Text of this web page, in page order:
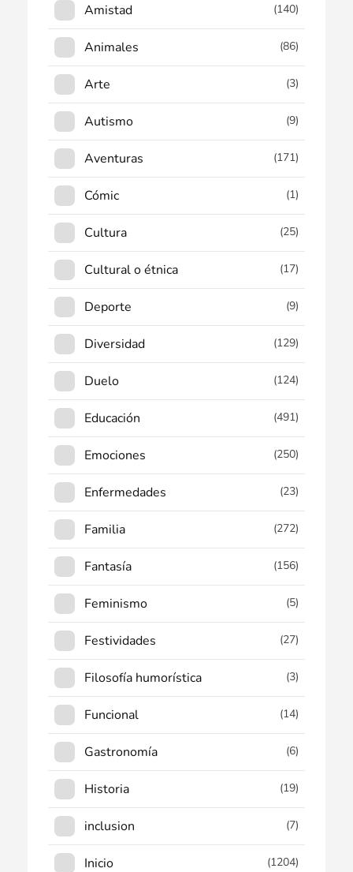
Amistad (140)
Animales (86)
Arte (3)
Autismo (9)
Aventuras (171)
Cómic (1)
Cultura (25)
Cultural o étnica (17)
Deporte (9)
Diversidad (129)
Duelo (124)
Educación (491)
Emociones (250)
Enfermedades (23)
Familia (272)
Fantasía (156)
Feminismo (5)
Festividades (27)
Filosofía humorística (3)
Funcional (14)
Gastronomía (6)
Historia (19)
inclusion (7)
Inicio (1204)